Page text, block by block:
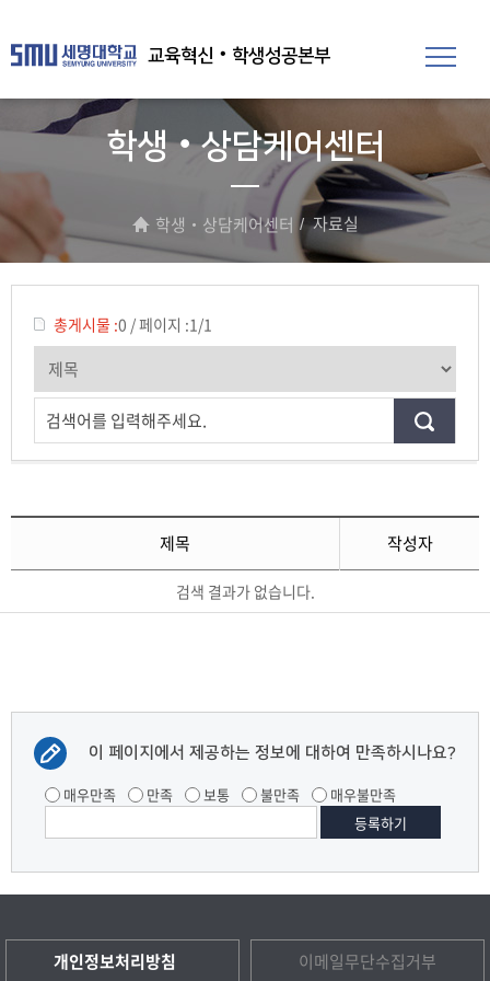
교육혁신‧학생성공본부
학생‧상담케어센터
학생‧상담케어센터 자료실
총게시물 :0 /페이지 :1/1
검색어를 입력해주세요.
제목 작성자
검색 결과가 없습니다.
이 페이지에서 제공하는 정보에 대하여 만족하시나요?
매우만족 만족 보통 불만족 매우불만족
개인정보처리방침 이메일무단수집거부